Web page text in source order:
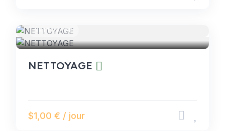
NETTOYAGE
NETTOYAGE
$1,00 € / jour